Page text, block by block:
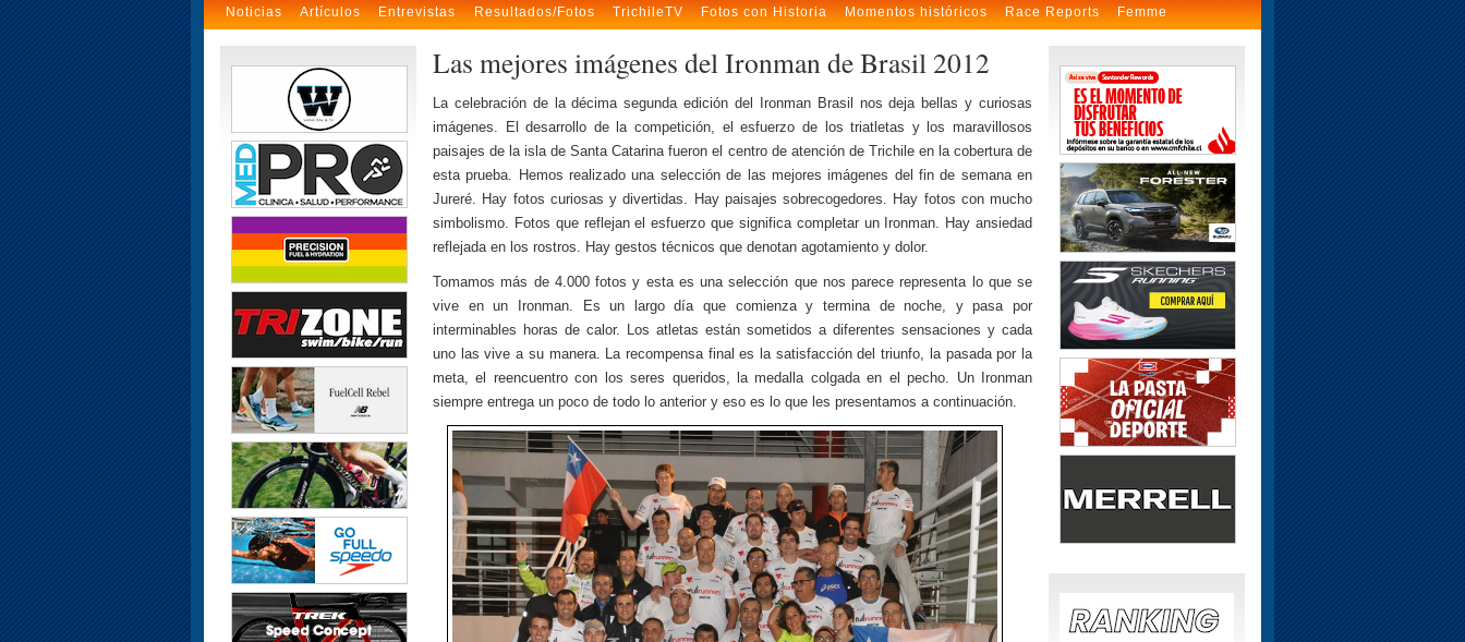
Noticias Artículos Entrevistas Resultados/Fotos TrichileTV Fotos con Historia Momentos históricos Race Reports Femme
Las mejores imágenes del Ironman de Brasil 2012
La celebración de la décima segunda edición del Ironman Brasil nos deja bellas y curiosas
imágenes. El desarrollo de la competición, el esfuerzo de los triatletas y los maravillosos
paisajes de la isla de Santa Catarina fueron el centro de atención de Trichile en la cobertura de
esta prueba. Hemos realizado una selección de las mejores imágenes del fin de semana en
Jureré. Hay fotos curiosas y divertidas. Hay paisajes sobrecogedores. Hay fotos con mucho
simbolismo. Fotos que reflejan el esfuerzo que significa completar un Ironman. Hay ansiedad
reflejada en los rostros. Hay gestos técnicos que denotan agotamiento y dolor.
Tomamos más de 4.000 fotos y esta es una selección que nos parece representa lo que se
vive en un Ironman. Es un largo día que comienza y termina de noche, y pasa por
interminables horas de calor. Los atletas están sometidos a diferentes sensaciones y cada
uno las vive a su manera. La recompensa final es la satisfacción del triunfo, la pasada por la
meta, el reencuentro con los seres queridos, la medalla colgada en el pecho. Un Ironman
siempre entrega un poco de todo lo anterior y eso es lo que les presentamos a continuación.